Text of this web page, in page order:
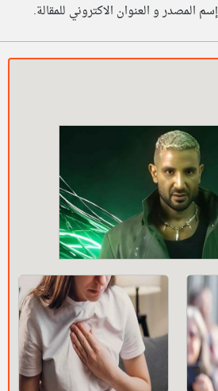
المصدر و العنوان الاكتروني للمقالة.